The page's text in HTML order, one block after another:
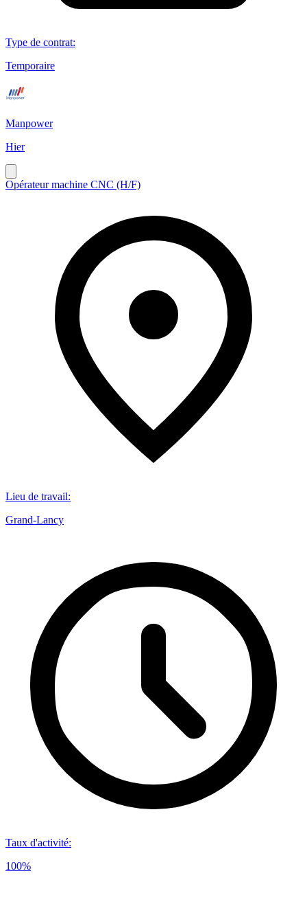
Type de contrat:
Temporaire
Manpower
Hier
Opérateur machine CNC (H/F)
Lieu de travail:
Grand-Lancy
Taux d'activité:
100%